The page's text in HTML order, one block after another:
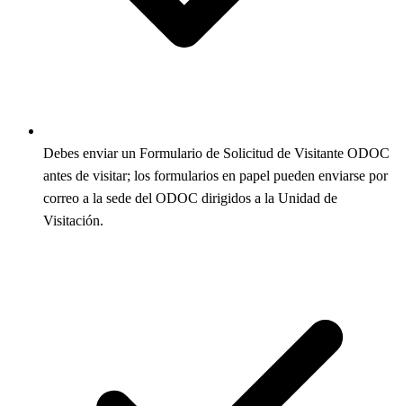
Debes enviar un Formulario de Solicitud de Visitante ODOC
antes de visitar; los formularios en papel pueden enviarse por
correo a la sede del ODOC dirigidos a la Unidad de
Visitación.